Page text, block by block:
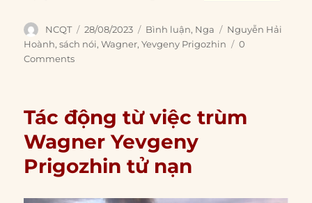
Author
NCQT
Posted
on
28/08/2023 Categories
Bình luận, Nga Tags
Nguyễn Hải
Hoành,sách nói,Wagner,Yevgeny Prigozhin
0
Comments
Tác động từ việc trùm
Wagner Yevgeny
Prigozhin tử nạn